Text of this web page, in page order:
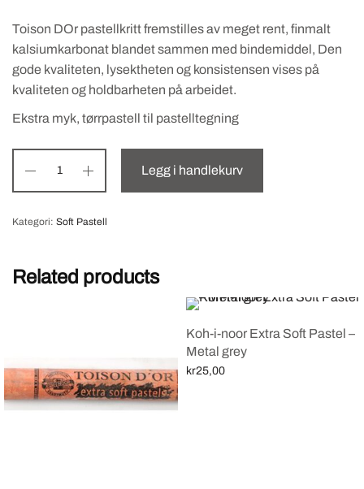
Toison DOr pastellkritt fremstilles av meget rent, finmalt
kalsiumkarbonat blandet sammen med bindemiddel, Den
gode kvaliteten, lysektheten og konsistensen vises på
kvaliteten og holdbarheten på arbeidet.
Ekstra myk, tørrpastell til pastelltegning
Legg i handlekurv
Kategori: Soft Pastell
Related products
Koh-i-noor Extra Soft Pastel –
Metal grey
kr25,00